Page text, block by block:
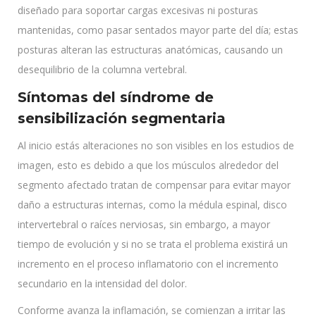
diseñado para soportar cargas excesivas ni posturas
mantenidas, como pasar sentados mayor parte del día; estas
posturas alteran las estructuras anatómicas, causando un
desequilibrio de la columna vertebral.
Síntomas del síndrome de
sensibilización segmentaria
Al inicio estás alteraciones no son visibles en los estudios de
imagen, esto es debido a que los músculos alrededor del
segmento afectado tratan de compensar para evitar mayor
daño a estructuras internas, como la médula espinal, disco
intervertebral o raíces nerviosas, sin embargo, a mayor
tiempo de evolución y si no se trata el problema existirá un
incremento en el proceso inflamatorio con el incremento
secundario en la intensidad del dolor.
Conforme avanza la inflamación, se comienzan a irritar las